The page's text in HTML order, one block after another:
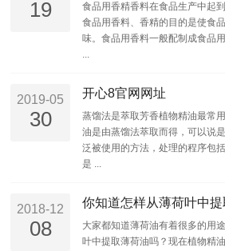
19
食品用香精香料在食品生产中起
食品用香料、香精的目的是使食
味。食品用香料一般配制成食品
2019-05
30
开心8官网网址
蒸馏法是萃取芳香植物精油最常
油是由蒸馏法萃取而得，可以说
泛被使用的方法，处理的程序包
是 ...
2018-12
08
你知道怎样从薄荷叶中提
大家都知道薄荷油有着很多的用
叶中提取薄荷油吗？现在植物精油